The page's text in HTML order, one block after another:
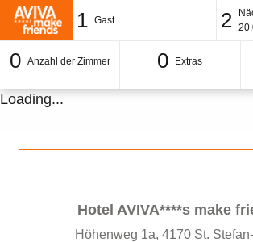
1 Gast 2
0 Anzahl der Zimmer 0 Extras
Loading...
Hotel AVIVA****s make
Höhenweg 1a, 4170 St.